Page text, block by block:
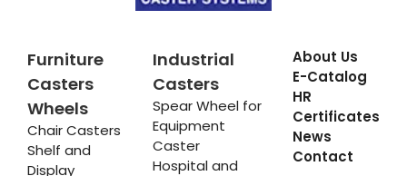
Furniture
Casters
Wheels
Chair Casters
Shelf and
Display
Industrial
Casters
Spear Wheel for
Equipment
Caster
Hospital and
About Us
E-Catalog
HR
Certificates
News
Contact